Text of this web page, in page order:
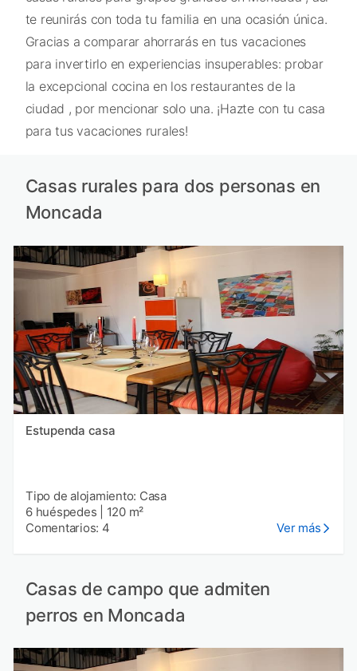
te reunirás con toda tu familia en una ocasión única.
Gracias a comparar ahorrarás en tus vacaciones
para invertirlo en experiencias insuperables: probar
la excepcional cocina en los restaurantes de la
ciudad , por mencionar solo una. ¡Hazte con tu casa
para tus vacaciones rurales!
Casas rurales para dos personas en
Moncada
Estupenda casa
Tipo de alojamiento: Casa
6 huéspedes
120 m²
Comentarios: 4
Ver más
Casas de campo que admiten
perros en Moncada